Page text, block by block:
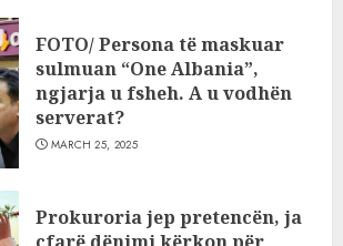
FOTO/ Persona të maskuar
sulmuan “One Albania”,
ngjarja u fsheh. A u vodhën
serverat?
MARCH 25, 2025
Prokuroria jep pretencën, ja